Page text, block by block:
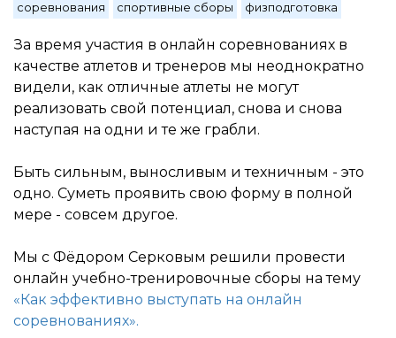
соревнования
спортивные сборы физподготовка
За время участия в онлайн соревнованиях в
качестве атлетов и тренеров мы неоднократно
видели, как отличные атлеты не могут
реализовать свой потенциал, снова и снова
наступая на одни и те же грабли.
Быть сильным, выносливым и техничным - это
одно. Суметь проявить свою форму в полной
мере - совсем другое.
Мы с Фёдором Серковым решили провести
онлайн учебно-тренировочные сборы на тему
«Как эффективно выступать на онлайн
соревнованиях».